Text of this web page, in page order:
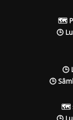
🗺
🕒
🕒
🕒
🗺